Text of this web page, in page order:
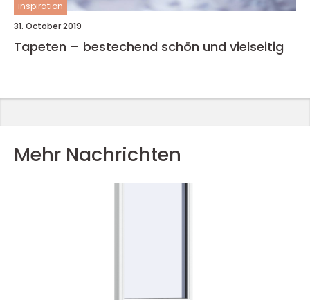
inspiration
31. October 2019
Tapeten – bestechend schön und vielseitig
Mehr Nachrichten